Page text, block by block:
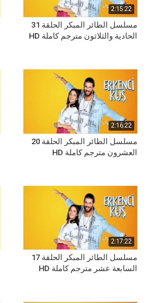
2:15:22
مسلسل الطائر المبكر الحلقة 31
الحادية والثلاثون مترجم كاملة HD
2:16:22
مسلسل الطائر المبكر الحلقة 20
العشرون مترجم كاملة HD
2:17:22
مسلسل الطائر المبكر الحلقة 17
السابعة عشر مترجم كاملة HD